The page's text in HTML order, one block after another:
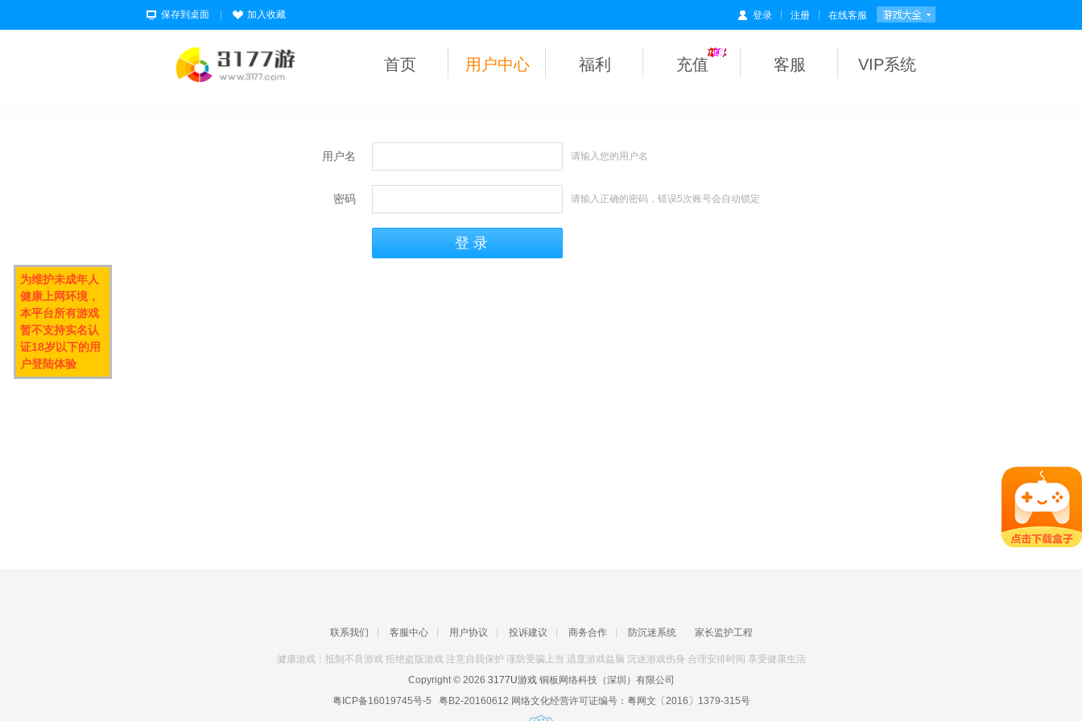
保存到桌面 加入收藏 登录 注册 在线客服
首页 用户中心 福利 充值 客服 VIP系统
用户名 请输入您的用户名
密码 请输入正确的密码，错误5次账号会自动锁定
联系我们 客服中心 用户协议 投诉建议 商务合作 防沉迷系统 家长监护工程
健康游戏：抵制不良游戏 拒绝盗版游戏 注意自我保护 谨防受骗上当 适度游戏益脑 沉迷游戏伤身 合理安排时间 享受健康生活
Copyright © 2026 3177U游戏铜板网络科技（深圳）有限公司
粤ICP备16019745号-5 粤B2-20160612 网络文化经营许可证编号： 粤网文〔2016〕1379-315号
为维护未成年人
健康上网环境，
本平台所有游戏
暂不支持实名认
证18岁以下的用
户登陆体验